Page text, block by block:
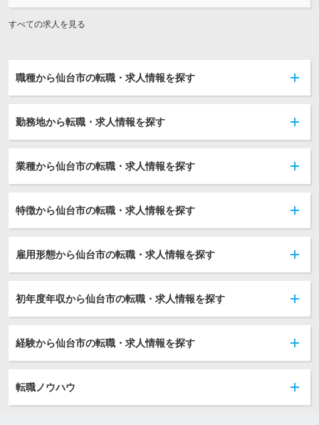
すべての求人を見る
職種から仙台市の転職・求人情報を探す
勤務地から転職・求人情報を探す
業種から仙台市の転職・求人情報を探す
特徴から仙台市の転職・求人情報を探す
雇用形態から仙台市の転職・求人情報を探す
初年度年収から仙台市の転職・求人情報を探す
経験から仙台市の転職・求人情報を探す
転職ノウハウ